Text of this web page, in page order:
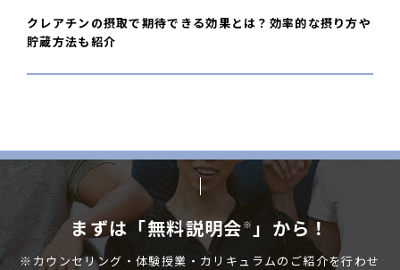
クレアチンの摂取で期待できる効果とは？効率的な摂り方や
貯蔵方法も紹介
まずは「無料説明会 ※ 」から！
※カウンセリング・体験授業・カリキュラムのご紹介を行わせ